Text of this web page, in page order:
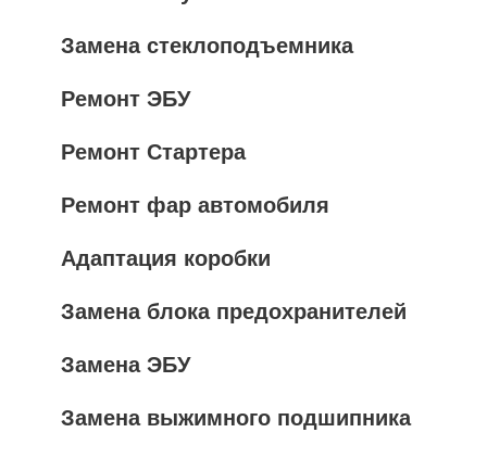
Замена стеклоподъемника
Ремонт ЭБУ
Ремонт Стартера
Ремонт фар автомобиля
Адаптация коробки
Замена блока предохранителей
Замена ЭБУ
Замена выжимного подшипника